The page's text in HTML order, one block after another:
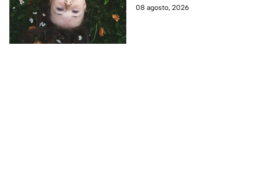
Descubre qué signos vivirán
08 agosto, 2026